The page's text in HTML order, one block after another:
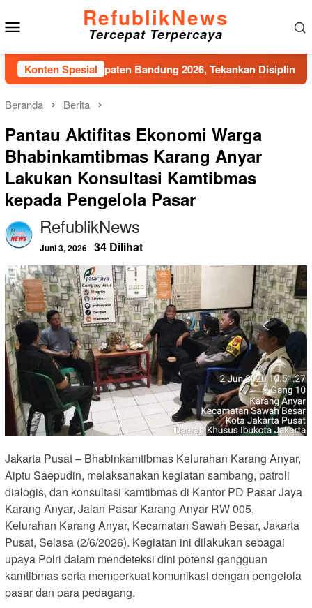
ke
konten
RefublikNews
Tercepat Terpercaya
Konten Spesial
Kabupaten Bandung 2026, Tekankan Disiplin,
Beranda Berita
Pantau Aktifitas Ekonomi Warga
Bhabinkamtibmas Karang Anyar
Lakukan Konsultasi Kamtibmas
kepada Pengelola Pasar
RefublikNews
Juni 3, 2026 34 Dilihat
Jakarta Pusat – Bhabinkamtibmas Kelurahan Karang Anyar,
Aiptu Saepudin, melaksanakan kegiatan sambang, patroli
dialogis, dan konsultasi kamtibmas di Kantor PD Pasar Jaya
Karang Anyar, Jalan Pasar Karang Anyar RW 005,
Kelurahan Karang Anyar, Kecamatan Sawah Besar, Jakarta
Pusat, Selasa (2/6/2026). Kegiatan ini dilakukan sebagai
upaya Polri dalam mendeteksi dini potensi gangguan
kamtibmas serta memperkuat komunikasi dengan pengelola
pasar dan para pedagang.